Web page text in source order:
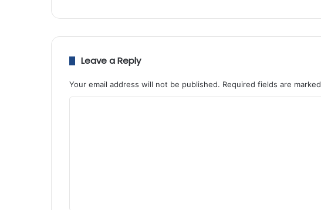
Leave a Reply
Your email address will not be published. Required fields are marked